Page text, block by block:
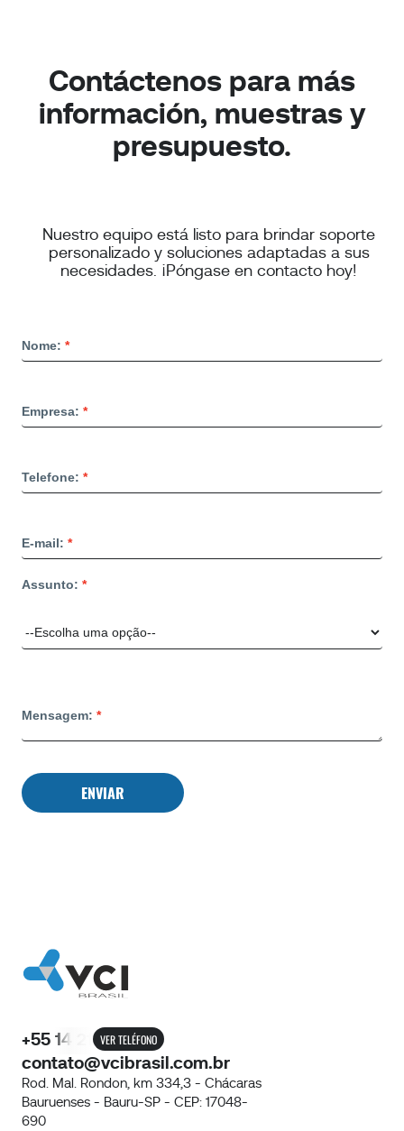
Contáctenos para más
información, muestras y
presupuesto.
Nuestro equipo está listo para brindar soporte
personalizado y soluciones adaptadas a sus
necesidades. ¡Póngase en contacto hoy!
Nome:
Empresa:
Telefone:
E-mail:
Assunto:
Mensagem:
ENVIAR
+55 14 21 VER TELÉFONO
contato@vcibrasil.com.br
Rod. Mal. Rondon, km 334,3 - Chácaras
Bauruenses - Bauru-SP - CEP: 17048-
690